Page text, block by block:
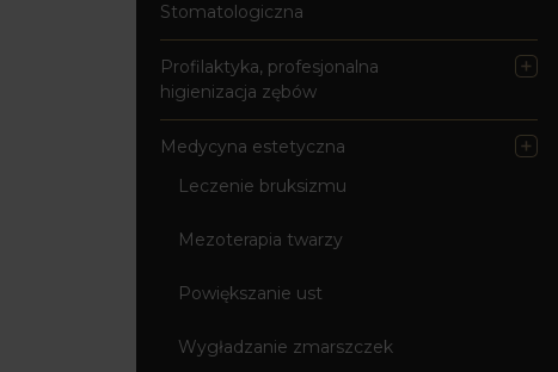
Stomatologiczna
Profilaktyka, profesjonalna
higienizacja zębów
Medycyna estetyczna
Leczenie bruksizmu
Mezoterapia twarzy
Powiększanie ust
Wygładzanie zmarszczek